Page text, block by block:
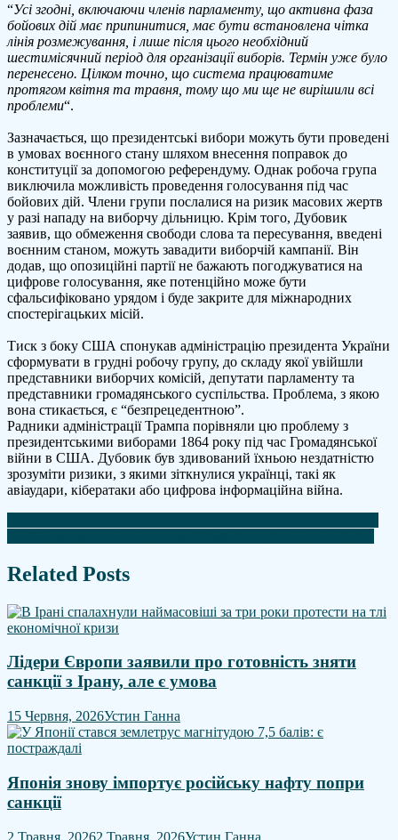
“Усі згодні, включаючи членів парламенту, що активна фаза
бойових дій має припинитися, має бути встановлена чітка
лінія розмежування, і лише після цього необхідний
шестимісячний період для організації виборів. Термін уже було
перенесено. Цілком точно, що система працюватиме
протягом квітня та травня, тому що ми ще не вирішили всі
проблеми“.
Зазначається, що президентські вибори можуть бути проведені
в умовах воєнного стану шляхом внесення поправок до
конституції за допомогою референдуму. Однак робоча група
виключила можливість проведення голосування під час
бойових дій. Члени групи послалися на ризик масових жертв
у разі нападу на виборчу дільницю. Крім того, Дубовик
заявив, що обмеження свободи слова та пересування, введені
воєнним станом, можуть завадити виборчій кампанії. Він
додав, що опозиційні партії не бажають погоджуватися на
цифрове голосування, яке потенційно може бути
сфальсифіковано урядом і буде закрите для міжнародних
спостерігацьких місій.
Тиск з боку США спонукав адміністрацію президента України
сформувати в грудні робочу групу, до складу якої увійшли
представники виборчих комісій, депутати парламенту та
представники громадянського суспільства. Проблема, з якою
вона стикається, є “безпрецедентною”.
Радники адміністрації Трампа порівняли цю проблему з
президентськими виборами 1864 року під час Громадянської
війни в США. Дубовик був здивований їхньою нездатністю
зрозуміти ризики, з якими зіткнулися українці, такі як
авіаудари, кібератаки або цифрова інформаційна війна.
Навігація
записів
Related Posts
Лідери Європи заявили про готовність зняти
санкції з Ірану, але є умова
15 Червня, 2026Устин Ганна
Японія знову імпортує російську нафту попри
санкції
2 Травня, 20262 Травня, 2026Устин Ганна